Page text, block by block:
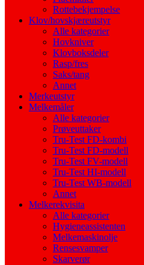
Rottebekjempelse
Klov/hovskjæreutstyr
Alle kategorier
Hovkniver
Klovboksdeler
Rasp/fres
Saks/tang
Annet
Merkeutstyr
Melkemåler
Alle kategorier
Prøveuttaker
Tru-Test FD-kombi
Tru-Test FD-modell
Tru-Test FV-modell
Tru-Test HI-modell
Tru-Test WB-modell
Annet
Melkerekvisita
Alle kategorier
Hygieneassistenten
Melkemaskinolje
Rensesvamper
Skarverør